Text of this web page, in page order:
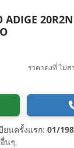
ADIGE 20R2N
ราคาคงที่ ไม่
ยนครั้งแรก: 01/
อื่นๆ,